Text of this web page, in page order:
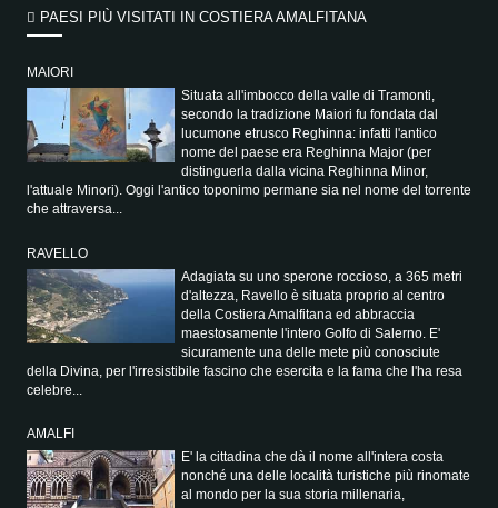
PAESI PIÙ VISITATI IN COSTIERA AMALFITANA
MAIORI
Situata all'imbocco della valle di Tramonti,
secondo la tradizione Maiori fu fondata dal
lucumone etrusco Reghinna: infatti l'antico
nome del paese era Reghinna Major (per
distinguerla dalla vicina Reghinna Minor,
l'attuale Minori). Oggi l'antico toponimo permane sia nel nome del torrente
che attraversa...
RAVELLO
Adagiata su uno sperone roccioso, a 365 metri
d'altezza, Ravello è situata proprio al centro
della Costiera Amalfitana ed abbraccia
maestosamente l'intero Golfo di Salerno. E'
sicuramente una delle mete più conosciute
della Divina, per l'irresistibile fascino che esercita e la fama che l'ha resa
celebre...
AMALFI
E' la cittadina che dà il nome all'intera costa
nonché una delle località turistiche più rinomate
al mondo per la sua storia millenaria,